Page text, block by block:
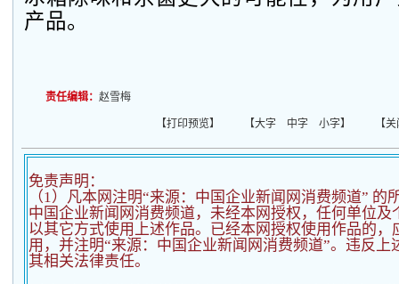
产品。
责任编辑： 赵雪梅
【打印预览】 【大字 中字 小字】 【关
免责声明：
（1）凡本网注明“来源：中国企业新闻网消费频道” 的
中国企业新闻网消费频道，未经本网授权，任何单位及
以其它方式使用上述作品。已经本网授权使用作品的，
用，并注明“来源：中国企业新闻网消费频道”。违反上
其相关法律责任。